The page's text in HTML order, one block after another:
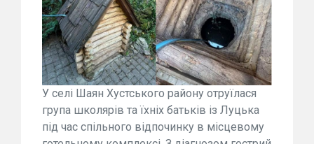
У селі Шаян Хустського району отруїлася
група школярів та їхніх батьків із Луцька
під час спільного відпочинку в місцевому